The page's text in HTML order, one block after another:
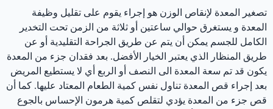
تصغير المعدة لإنقاص الوزن هو إجراء يقوم على تقليل وظيفة
المعدة و يستغرق حوالي ساعتين أو ثلاثة من الزمن تحت التخدير
الكامل للجسم يمكن أن يتم عن طريق الجراحة التقليدية أو عن
طريق المنظار الذي يعتبر الخيار الأفضل. بعد فقدان جزء من المعدة
يكون قد تم سعة المعدة الى النصف أو الربع أي لا يستطيع المريض
بعد إجراء قص المعدة تناول نفس كمية الطعام المعتاد عليها. كما أن
قص جزء من المعدة يؤدي لتقلص كمية هرمون الإحساس بالجوع